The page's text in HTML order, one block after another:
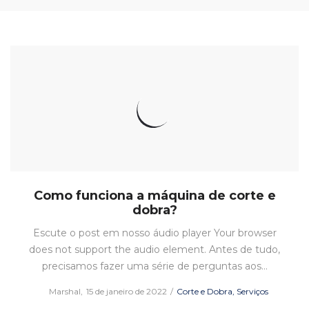
Como funciona a máquina de corte e
dobra?
Escute o post em nosso áudio player Your browser
does not support the audio element. Antes de tudo,
precisamos fazer uma série de perguntas aos…
Marshal Posted
15 de janeiro de 2022
Posted
Corte e Dobra Serviços